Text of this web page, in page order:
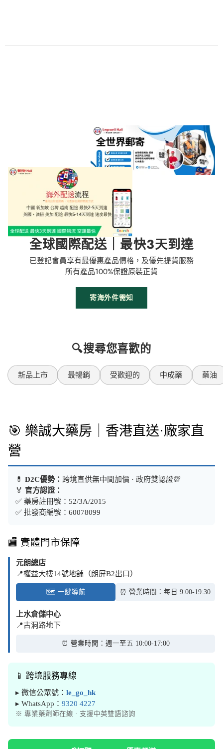
全球國際配送｜最快3天到達
已登記會員享有最優惠產品價格，及優先提貨服務
所有產品100%保證原裝正貨
寄海外件需知
🔍搜尋您喜歡的
新品上市 最暢銷 受歡迎的 中成藥 藥油
🎯 樂誠大藥房｜香港直送·廠家直
營
💊 D2C優勢： 跨境直供無中間加價 · 政府雙認證💯
🏅 官方認證：
✅ 藥房註冊號：52/3A/2015
✅ 批發商編號：60078099
🏬 實體門市保障
元朗總店
📍權益大樓14號地舖（朗屏B2出口）
🗺️ 一鍵導航 ⏰ 營業時間：每日 9:00-19:30
上水倉儲中心
📍古洞路地下
⏰ 營業時間：週一至五 10:00-17:00
📱 跨境服務專線
▸ 微信公眾號： le_go_hk
▸ WhatsApp： 9320 4227
※ 專業藥劑師在線 · 支援中英雙語諮詢